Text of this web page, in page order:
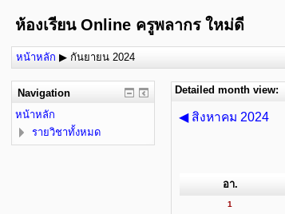
ห้องเรียน Online ครูพลากร ใหม่ดี
หน้าหลัก ▶ กันยายน 2024
Detailed month view:
◀ สิงหาคม 2024
อา.
1
Navigation
หน้าหลัก
รายวิชาทั้งหมด